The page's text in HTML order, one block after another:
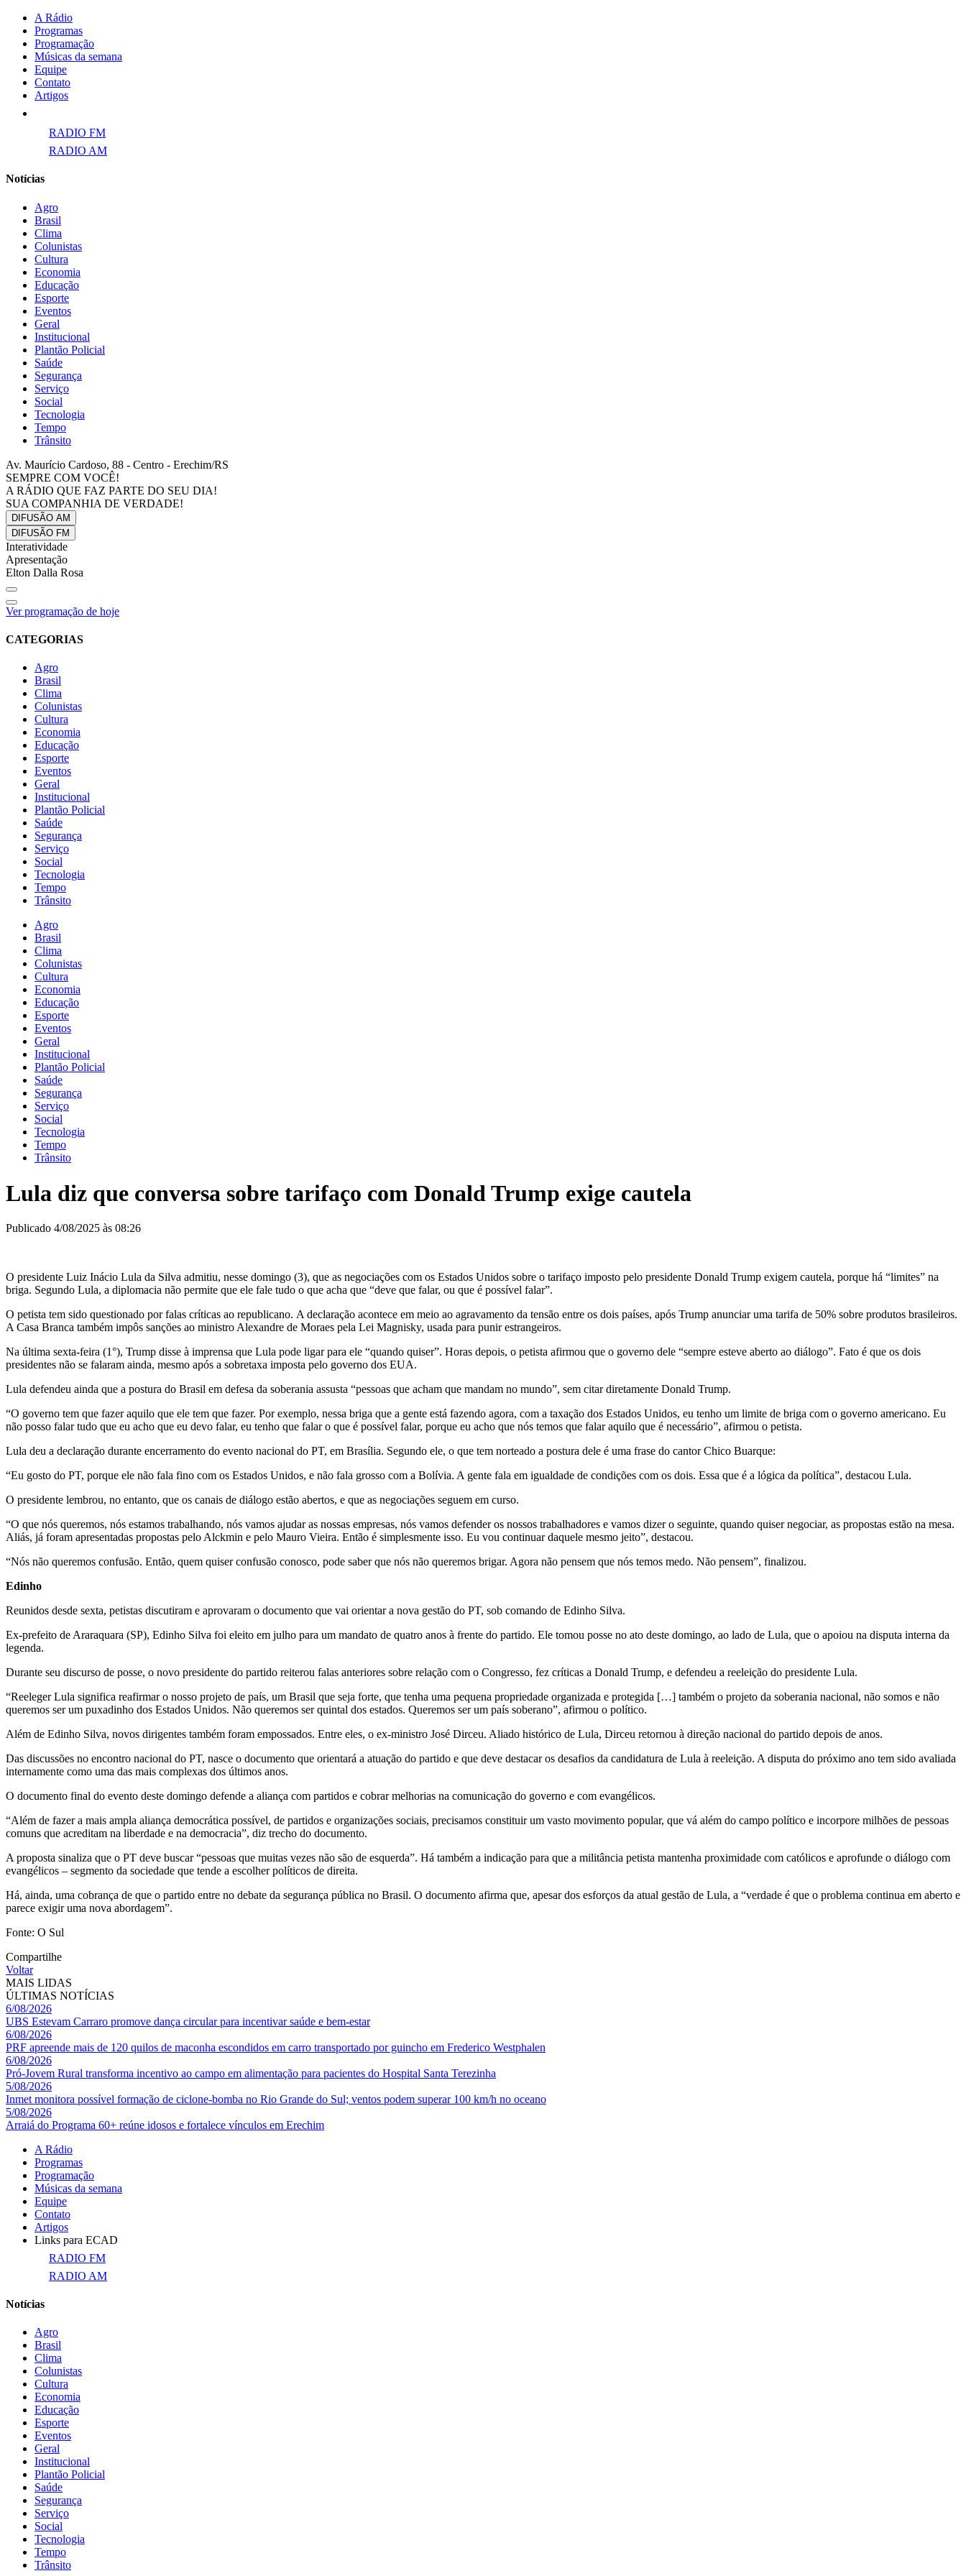
A Rádio
Programas
Programação
Músicas da semana
Equipe
Contato
Artigos
RADIO FM
RADIO AM
Notícias
Agro
Brasil
Clima
Colunistas
Cultura
Economia
Educação
Esporte
Eventos
Geral
Institucional
Plantão Policial
Saúde
Segurança
Serviço
Social
Tecnologia
Tempo
Trânsito
Av. Maurício Cardoso, 88 - Centro - Erechim/RS
SEMPRE COM VOCÊ!
A RÁDIO QUE FAZ PARTE DO SEU DIA!
SUA COMPANHIA DE VERDADE!
DIFUSÃO AM
DIFUSÃO FM
Interatividade
Apresentação
Elton Dalla Rosa
Ver programação de hoje
CATEGORIAS
Agro
Brasil
Clima
Colunistas
Cultura
Economia
Educação
Esporte
Eventos
Geral
Institucional
Plantão Policial
Saúde
Segurança
Serviço
Social
Tecnologia
Tempo
Trânsito
Agro
Brasil
Clima
Colunistas
Cultura
Economia
Educação
Esporte
Eventos
Geral
Institucional
Plantão Policial
Saúde
Segurança
Serviço
Social
Tecnologia
Tempo
Trânsito
Lula diz que conversa sobre tarifaço com Donald Trump exige cautela
Publicado 4/08/2025 às 08:26
O presidente Luiz Inácio Lula da Silva admitiu, nesse domingo (3), que as negociações com os Estados Unidos sobre o tarifaço imposto pelo presidente Donald Trump exigem cautela, porque há “limites” na
briga. Segundo Lula, a diplomacia não permite que ele fale tudo o que acha que “deve que falar, ou que é possível falar”.
O petista tem sido questionado por falas críticas ao republicano. A declaração acontece em meio ao agravamento da tensão entre os dois países, após Trump anunciar uma tarifa de 50% sobre produtos brasileiros.
A Casa Branca também impôs sanções ao ministro Alexandre de Moraes pela Lei Magnisky, usada para punir estrangeiros.
Na última sexta-feira (1°), Trump disse à imprensa que Lula pode ligar para ele “quando quiser”. Horas depois, o petista afirmou que o governo dele “sempre esteve aberto ao diálogo”. Fato é que os dois
presidentes não se falaram ainda, mesmo após a sobretaxa imposta pelo governo dos EUA.
Lula defendeu ainda que a postura do Brasil em defesa da soberania assusta “pessoas que acham que mandam no mundo”, sem citar diretamente Donald Trump.
“O governo tem que fazer aquilo que ele tem que fazer. Por exemplo, nessa briga que a gente está fazendo agora, com a taxação dos Estados Unidos, eu tenho um limite de briga com o governo americano. Eu
não posso falar tudo que eu acho que eu devo falar, eu tenho que falar o que é possível falar, porque eu acho que nós temos que falar aquilo que é necessário”, afirmou o petista.
Lula deu a declaração durante encerramento do evento nacional do PT, em Brasília. Segundo ele, o que tem norteado a postura dele é uma frase do cantor Chico Buarque:
“Eu gosto do PT, porque ele não fala fino com os Estados Unidos, e não fala grosso com a Bolívia. A gente fala em igualdade de condições com os dois. Essa que é a lógica da política”, destacou Lula.
O presidente lembrou, no entanto, que os canais de diálogo estão abertos, e que as negociações seguem em curso.
“O que nós queremos, nós estamos trabalhando, nós vamos ajudar as nossas empresas, nós vamos defender os nossos trabalhadores e vamos dizer o seguinte, quando quiser negociar, as propostas estão na mesa.
Aliás, já foram apresentadas propostas pelo Alckmin e pelo Mauro Vieira. Então é simplesmente isso. Eu vou continuar daquele mesmo jeito”, destacou.
“Nós não queremos confusão. Então, quem quiser confusão conosco, pode saber que nós não queremos brigar. Agora não pensem que nós temos medo. Não pensem”, finalizou.
Edinho
Reunidos desde sexta, petistas discutiram e aprovaram o documento que vai orientar a nova gestão do PT, sob comando de Edinho Silva.
Ex-prefeito de Araraquara (SP), Edinho Silva foi eleito em julho para um mandato de quatro anos à frente do partido. Ele tomou posse no ato deste domingo, ao lado de Lula, que o apoiou na disputa interna da
legenda.
Durante seu discurso de posse, o novo presidente do partido reiterou falas anteriores sobre relação com o Congresso, fez críticas a Donald Trump, e defendeu a reeleição do presidente Lula.
“Reeleger Lula significa reafirmar o nosso projeto de país, um Brasil que seja forte, que tenha uma pequena propriedade organizada e protegida […] também o projeto da soberania nacional, não somos e não
queremos ser um puxadinho dos Estados Unidos. Não queremos ser quintal dos estados. Queremos ser um país soberano”, afirmou o político.
Além de Edinho Silva, novos dirigentes também foram empossados. Entre eles, o ex-ministro José Dirceu. Aliado histórico de Lula, Dirceu retornou à direção nacional do partido depois de anos.
Das discussões no encontro nacional do PT, nasce o documento que orientará a atuação do partido e que deve destacar os desafios da candidatura de Lula à reeleição. A disputa do próximo ano tem sido avaliada
internamente como uma das mais complexas dos últimos anos.
O documento final do evento deste domingo defende a aliança com partidos e cobrar melhorias na comunicação do governo e com evangélicos.
“Além de fazer a mais ampla aliança democrática possível, de partidos e organizações sociais, precisamos constituir um vasto movimento popular, que vá além do campo político e incorpore milhões de pessoas
comuns que acreditam na liberdade e na democracia”, diz trecho do documento.
A proposta sinaliza que o PT deve buscar “pessoas que muitas vezes não são de esquerda”. Há também a indicação para que a militância petista mantenha proximidade com católicos e aprofunde o diálogo com
evangélicos – segmento da sociedade que tende a escolher políticos de direita.
Há, ainda, uma cobrança de que o partido entre no debate da segurança pública no Brasil. O documento afirma que, apesar dos esforços da atual gestão de Lula, a “verdade é que o problema continua em aberto e
parece exigir uma nova abordagem”.
Fonte: O Sul
Compartilhe
Voltar
MAIS LIDAS
ÚLTIMAS NOTÍCIAS
6/08/2026
UBS Estevam Carraro promove dança circular para incentivar saúde e bem-estar
6/08/2026
PRF apreende mais de 120 quilos de maconha escondidos em carro transportado por guincho em Frederico Westphalen
6/08/2026
Pró-Jovem Rural transforma incentivo ao campo em alimentação para pacientes do Hospital Santa Terezinha
5/08/2026
Inmet monitora possível formação de ciclone-bomba no Rio Grande do Sul; ventos podem superar 100 km/h no oceano
5/08/2026
Arraiá do Programa 60+ reúne idosos e fortalece vínculos em Erechim
A Rádio
Programas
Programação
Músicas da semana
Equipe
Contato
Artigos
Links para ECAD
RADIO FM
RADIO AM
Notícias
Agro
Brasil
Clima
Colunistas
Cultura
Economia
Educação
Esporte
Eventos
Geral
Institucional
Plantão Policial
Saúde
Segurança
Serviço
Social
Tecnologia
Tempo
Trânsito